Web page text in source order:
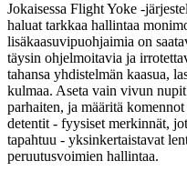
Jokaisessa Flight Yoke -
haluat tarkkaa hallintaa
lisäkaasuvipuohjaimia on
täysin ohjelmoitavia ja
tahansa yhdistelmän kaasua,
kulmaa. Aseta vain vivun
parhaiten, ja määritä
detentit - fyysiset merkinnät,
tapahtuu - yksinkertaistavat
peruutusvoimien hallintaa.